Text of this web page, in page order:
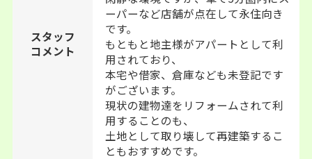
スタッフ
コメント
ーパーなど店舗が点在して永住向き
です。
もともと地主様がアパートとして利
用されており、
本宅や借家、倉庫なども未登記です
がございます。
現状の建物達をリフォームされて利
用することのも、
土地として取り壊して再建築するこ
ともおすすめです。